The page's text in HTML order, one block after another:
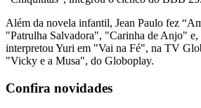
Além da novela infantil, Jean Paulo fez
"Patrulha Salvadora", "Carinha de Anjo" e,
interpretou Yuri em "Vai na Fé", na TV
"Vicky e a Musa", do Globoplay.
Confira novidades